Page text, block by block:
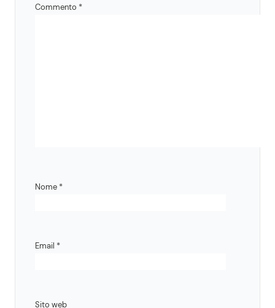
Commento *
Nome *
Email *
Sito web